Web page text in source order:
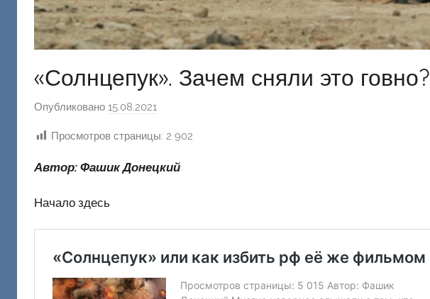
«Солнцепук». Зачем сняли это говно?
Опубликовано 15.08.2021
т
о
а
и
Просмотров страницы: 2 902
Автор: Фашик Донецкий
Начало здесь